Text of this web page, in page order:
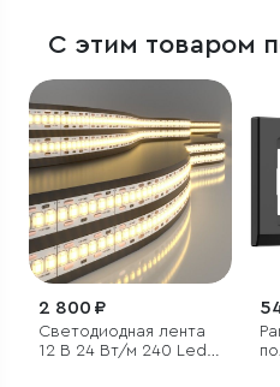
С этим товаром
2 800 ₽
Светодиодная лента
12 В 24 Вт/м 240 Led/